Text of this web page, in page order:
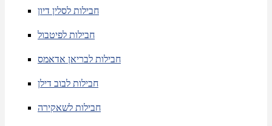
חבילות לסלין דיון
חבילות לפיטבול
חבילות לבריאן אדאמס
חבילות לבוב דילן
חבילות לשאקירה